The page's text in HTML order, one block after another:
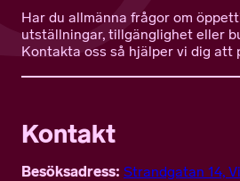
Har du allmänna frågor om
utställningar, tillgänglighet eller
Kontakta oss så hjälper vi dig att
Kontakt
Besöksadress: Strandgatan 14,